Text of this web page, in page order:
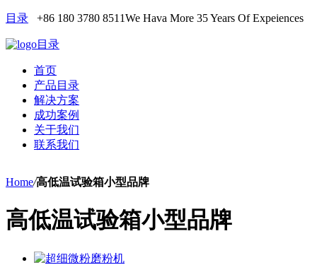
目录 +86 180 3780 8511We Hava More 35 Years Of Expeiences
目录
首页
产品目录
解决方案
成功案例
关于我们
联系我们
Home/高低温试验箱小型品牌
高低温试验箱小型品牌